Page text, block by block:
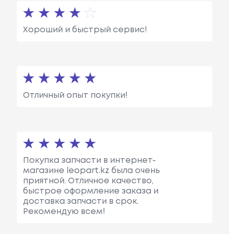
Хороший и быстрый сервис!
Отличный опыт покупки!
Покупка запчасти в интернет-
магазине leopart.kz была очень
приятной. Отличное качество,
быстрое оформление заказа и
доставка запчасти в срок.
Рекомендую всем!